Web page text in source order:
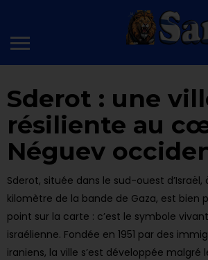
Sderot : une
résiliente au
Néguev
Sderot, située dans le sud-ouest
kilomètre de la bande de Gaza, est bien
point sur la carte : c’est le symbole
israélienne. Fondée en 1951 par des
iraniens, la ville s’est développée malgré